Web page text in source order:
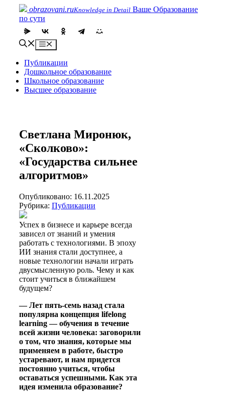
content
obrazovani.ruKnowledge in Detail Ваше Образование
по сути
Menu
Публикации
Дошкольное образование
Школьное образование
Высшее образование
Светлана Миронюк,
«Сколково»:
«Государства сильнее
алгоритмов»
Опубликовано: 16.11.2025
Рубрика: Публикации
Успех в бизнесе и карьере всегда
зависел от знаний и умения
работать с технологиями. В эпоху
ИИ знания стали доступнее, а
новые технологии начали играть
двусмысленную роль. Чему и как
стоит учиться в ближайшем
будущем?
— Лет пять-семь назад стала
популярна концепция lifelong
learning — обучения в течение
всей жизни человека: заговорили
о том, что знания, которые мы
применяем в работе, быстро
устаревают, и нам придется
постоянно учиться, чтобы
оставаться успешными. Как эта
идея изменила образование?